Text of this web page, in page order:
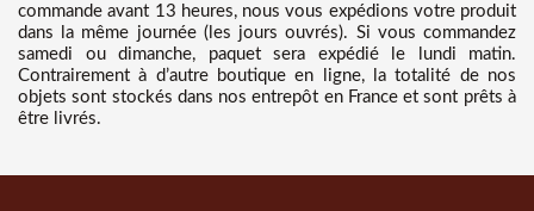
commande avant 13 heures, nous vous expédions votre produit
dans la même journée (les jours ouvrés). Si vous commandez
samedi ou dimanche, paquet sera expédié le lundi matin.
Contrairement à d’autre boutique en ligne, la totalité de nos
objets sont stockés dans nos entrepôt en France et sont prêts à
être livrés.